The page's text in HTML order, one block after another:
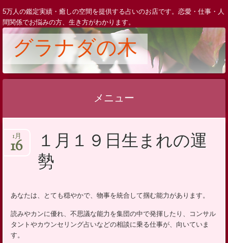
5万人の鑑定実績・癒しの空間を提供する占いのお店です。恋愛・仕事・人
間関係でお悩みの方、生き方がわかります。
グラナダの木
メニュー
ン
へ
ッ
１月１９日生まれの運
勢
1月
16
あなたは、とても穏やかで、物事を統合して掴む能力があります。
読みやカンに優れ、不思議な能力を集団の中で発揮したり、コンサル
タントやカウンセリング占いなどの相談に乗る仕事が、向いていま
す。